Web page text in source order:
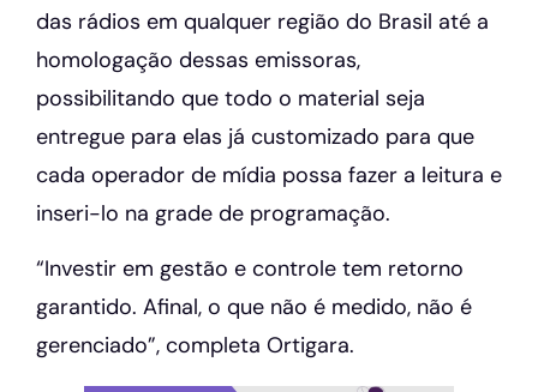
das rádios em qualquer região do Brasil até a
homologação dessas emissoras,
possibilitando que todo o material seja
entregue para elas já customizado para que
cada operador de mídia possa fazer a leitura e
inseri-lo na grade de programação.
“Investir em gestão e controle tem retorno
garantido. Afinal, o que não é medido, não é
gerenciado”, completa Ortigara.